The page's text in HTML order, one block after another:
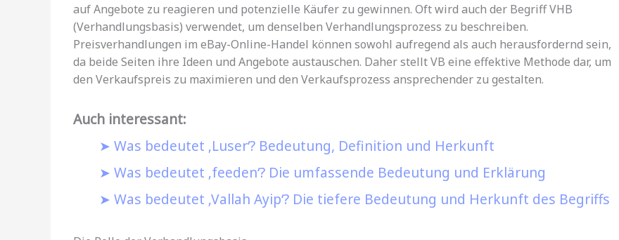
auf Angebote zu reagieren und potenzielle Käufer zu gewinnen. Oft wird auch der Begriff VHB
(Verhandlungsbasis) verwendet, um denselben Verhandlungsprozess zu beschreiben.
Preisverhandlungen im eBay-Online-Handel können sowohl aufregend als auch herausfordernd sein,
da beide Seiten ihre Ideen und Angebote austauschen. Daher stellt VB eine effektive Methode dar, um
den Verkaufspreis zu maximieren und den Verkaufsprozess ansprechender zu gestalten.
Auch interessant:
Was bedeutet ‚Luser‘? Bedeutung, Definition und Herkunft
Was bedeutet ‚feeden‘? Die umfassende Bedeutung und Erklärung
Was bedeutet ‚Vallah Ayip‘? Die tiefere Bedeutung und Herkunft des Begriffs